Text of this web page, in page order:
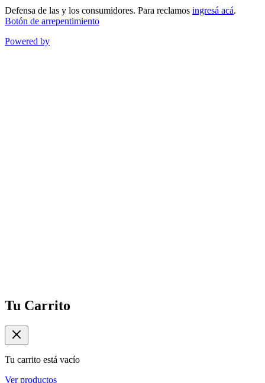
Defensa de las y los consumidores. Para reclamos ingresá acá.
Botón de arrepentimiento
Powered by
Tu Carrito
Tu carrito está vacío
Ver productos